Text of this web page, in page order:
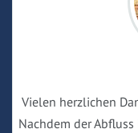
Vielen herzlichen
Nachdem der